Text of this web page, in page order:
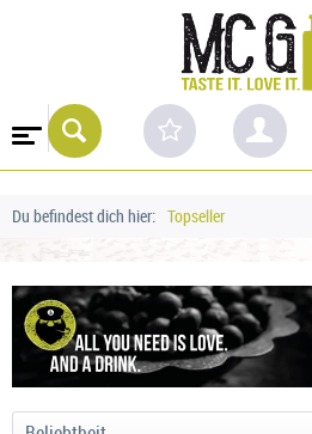
Du befindest dich hier: Topseller